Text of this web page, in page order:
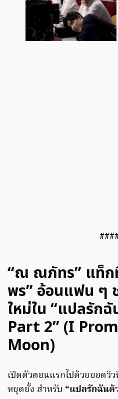
“ณ ณภัทร” แท็ก
พร” อ้อนแฟน ๆ
ใหม่ใน “แปลรักฉั
Part 2” (I
Moon)
เปิดตัวตอนแรกไปด้วยยอดวิ
หยุดยั้ง สำหรับ “แปลรักฉันด้